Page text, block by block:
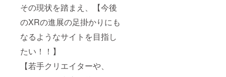
その現状を踏まえ、【今後
のXRの進展の足掛かりにも
なるようなサイトを目指し
たい！！】
【若手クリエイターや、